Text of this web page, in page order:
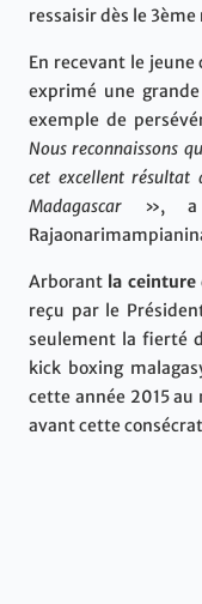
ressaisir dès le 3ème
En recevant le jeune
exprimé une
exemple de
Nous reconnaissons
cet excellent résultat
Madagascar », a
Arborant la ceinture
reçu par le
seulement la fierté
kick boxing
cette année 2015
avant cette